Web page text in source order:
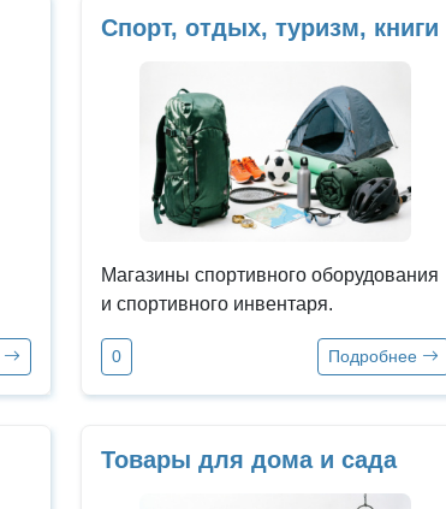
Спорт, отдых, туризм, книги
Магазины спортивного оборудования
и спортивного инвентаря.
0 Подробнее
Товары для дома и сада